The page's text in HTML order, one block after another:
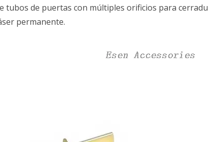
tubos de puertas con múltiples orificios para
permanente.